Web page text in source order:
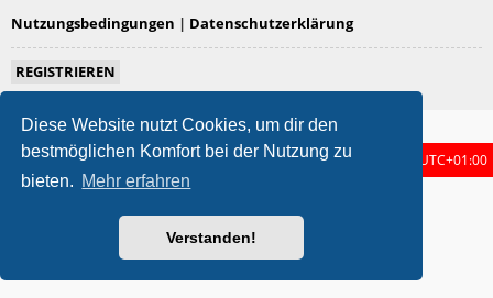
Diese Website nutzt Cookies, um dir den
bestmöglichen Komfort bei der Nutzung zu
bieten. Mehr erfahren
Verstanden!
Nutzungsbedingungen | Datenschutzerklärung
REGISTRIEREN
Foren-Übersicht Alle Zeiten sind UTC+01:00
Powered byphpBB® Forum Software © phpBB Limited
Deutsche Übersetzung durch
Datenschutz|Nutzungsbedingungen